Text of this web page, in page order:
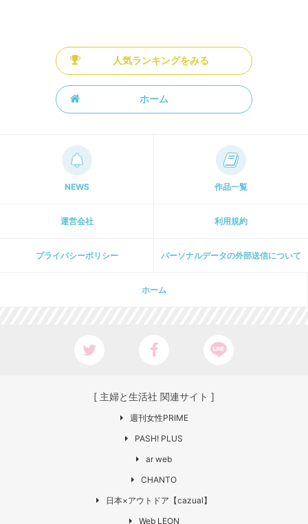
人気ランキングをみる
ホーム
NEWS 作品一覧
運営会社 利用規約
プライパシーポリシー パーソナルデータの外部送信について
ホーム
[ 主婦と生活社 関連サイト ]
週刊女性PRIME
PASH! PLUS
ar web
CHANTO
日本×アウトドア【cazual】
Web LEON